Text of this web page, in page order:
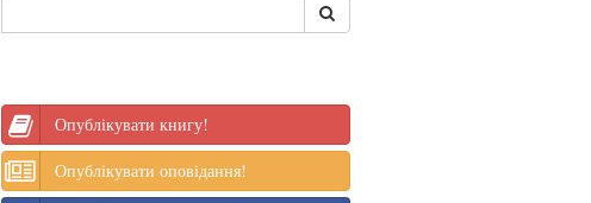
Опублікувати книгу!
Опублікувати оповідання!